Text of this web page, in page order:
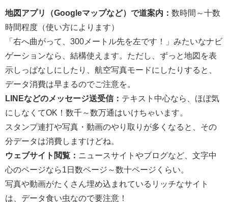
地図アプリ（Googleマップなど）で道案内： 数時間～十数
時間程度（使い方によります）
「右へ曲がって、300メートル先を左です！」みたいなナビ
ゲーションなら、結構使えます。ただし、ずっと地図を表
示しっぱなしにしたり、航空写真モードにしたりすると、
データ消費は早まるのでご注意を。
LINEなどのメッセージ送受信： テキスト中心なら、ほぼ気
にしなくてOK！数千～数万通はいけちゃいます。
スタンプ連打や写真・動画のやり取りが多くなると、その
分データは消費しますけどね。
ウェブサイト閲覧： ニュースサイトやブログなど、文字中
心のページなら1日数ページ～数十ページくらい。
写真や動画がたくさん埋め込まれているリッチなサイト
は、データ食い虫なので要注意！